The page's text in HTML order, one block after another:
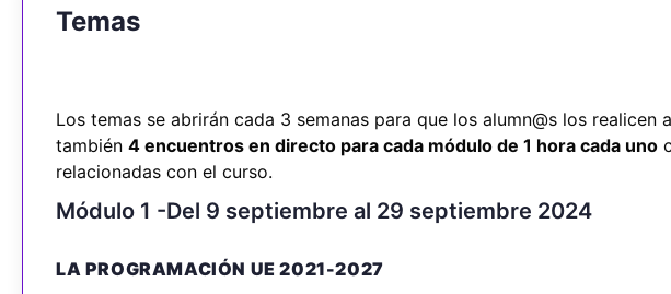
Temas
Los temas se abrirán cada 3 semanas para que los alumn@s los realicen
también 4 encuentros en directo para cada módulo de 1 hora cada uno
relacionadas con el curso.
Módulo 1 -Del 9 septiembre al 29 septiembre 2024
LA PROGRAMACIÓN UE 2021-2027